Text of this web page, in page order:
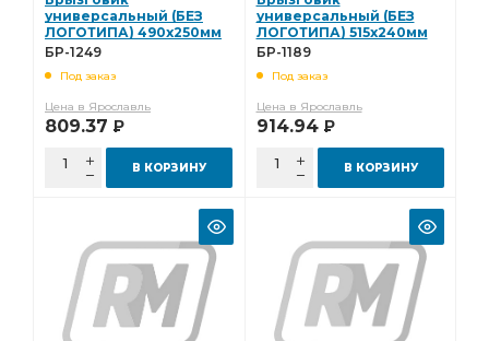
универсальный (БЕЗ
ЛОГОТИПА) 490х250мм
к-т БР-1249
БР-1249
Под заказ
Цена в Ярославль
809.37 Р
В КОРЗИНУ
универсальный (БЕЗ
ЛОГОТИПА) 515х240мм
к-т БР-1189
БР-1189
Под заказ
Цена в Ярославль
914.94 Р
В КОРЗИНУ